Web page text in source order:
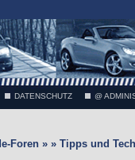
DATENSCHUTZ @
Foren » » Tipps und